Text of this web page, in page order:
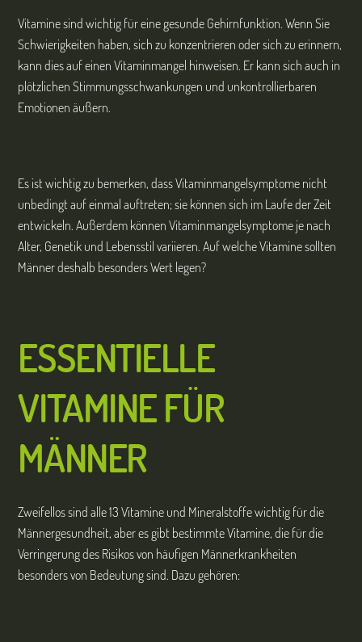
Vitamine sind wichtig für eine gesunde Gehirnfunktion. Wenn Sie
Schwierigkeiten haben, sich zu konzentrieren oder sich zu erinnern,
kann dies auf einen Vitaminmangel hinweisen. Er kann sich auch in
plötzlichen Stimmungsschwankungen und unkontrollierbaren
Emotionen äußern.
Es ist wichtig zu bemerken, dass Vitaminmangelsymptome nicht
unbedingt auf einmal auftreten; sie können sich im Laufe der Zeit
entwickeln. Außerdem können Vitaminmangelsymptome je nach
Alter, Genetik und Lebensstil variieren. Auf welche Vitamine sollten
Männer deshalb besonders Wert legen?
ESSENTIELLE
VITAMINE FÜR
MÄNNER
Zweifellos sind alle 13 Vitamine und Mineralstoffe wichtig für die
Männergesundheit, aber es gibt bestimmte Vitamine, die für die
Verringerung des Risikos von häufigen Männerkrankheiten
besonders von Bedeutung sind. Dazu gehören: